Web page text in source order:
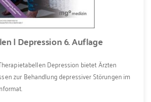
| Depression 6. Auflage
Depression bietet Ärzten
zur Behandlung depressiver Störungen im